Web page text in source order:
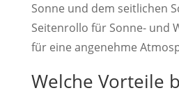
Sonne und dem seitlichen
Seitenrollo für Sonne- und
für eine angenehme
Welche Vorteile